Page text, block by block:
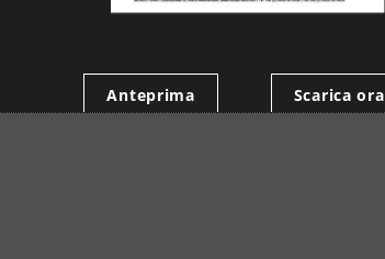
Anteprima Scarica ora